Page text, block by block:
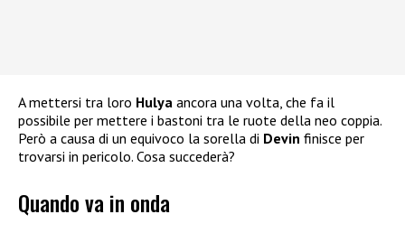
A mettersi tra loro Hulya ancora una volta, che fa il
possibile per mettere i bastoni tra le ruote della neo coppia.
Però a causa di un equivoco la sorella di Devin finisce per
trovarsi in pericolo. Cosa succederà?
Quando va in onda